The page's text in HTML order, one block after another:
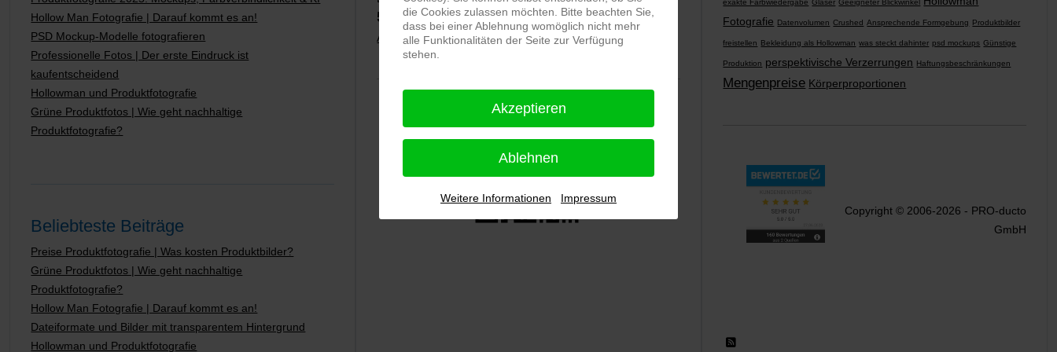
Hollow Man Fotografie | Darauf kommt es an!
PSD Mockup-Modelle fotografieren
Professionelle Fotos | Der erste Eindruck ist
kaufentscheidend
Hollowman und Produktfotografie
Grüne Produktfotos | Wie geht nachhaltige
Produktfotografie?
Beliebteste Beiträge
Preise Produktfotografie | Was kosten Produktbilder?
Grüne Produktfotos | Wie geht nachhaltige
Produktfotografie?
Hollow Man Fotografie | Darauf kommt es an!
Dateiformate und Bilder mit transparentem Hintergrund
Hollowman und Produktfotografie
5,0 ⭐⭐⭐⭐⭐bei 144 Google-Rezensionen (Stand 02.01.2026)
Alle Rezensionen ansehen|Bewertung abgeben
exakte Farbwiedergabe Gläser Geeigneter Blickwinkel
Fotografie Datenvolumen Crushed Ansprechende Formgebung Produktbilder
freistellen Bekleidung als Hollowman was steckt dahinter psd mockups Günstige
Produktion perspektivische Verzerrungen Haftungsbeschränkungen
Mengenpreise Körperproportionen
Copyright © 2006-2026 - PRO-ducto
GmbH
die Cookies zulassen möchten. Bitte beachten Sie,
dass bei einer Ablehnung womöglich nicht mehr
alle Funktionalitäten der Seite zur Verfügung
stehen.
Akzeptieren
Ablehnen
Weitere Informationen Impressum